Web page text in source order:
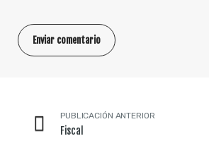
PUBLICACIÓN ANTERIOR
Fiscal